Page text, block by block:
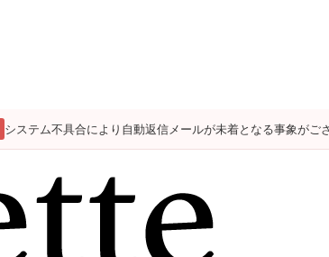
システム不具合により自動返信メールが未着となる事象がご